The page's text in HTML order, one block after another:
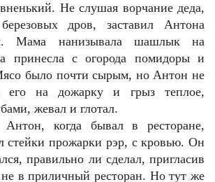
Не слушая ворчание деда,
дров, заставил Антона
Мама нанизывала шашлык на
принесла с огорода помидоры и
было почти сырым, но Антон не
его на дожарку и грыз теплое,
жевал и глотал.
Антон, когда бывал в ресторане,
стейки прожарки рэр, с кровью. Он
правильно ли сделал, пригласив
в приличный ресторан. Но тут же